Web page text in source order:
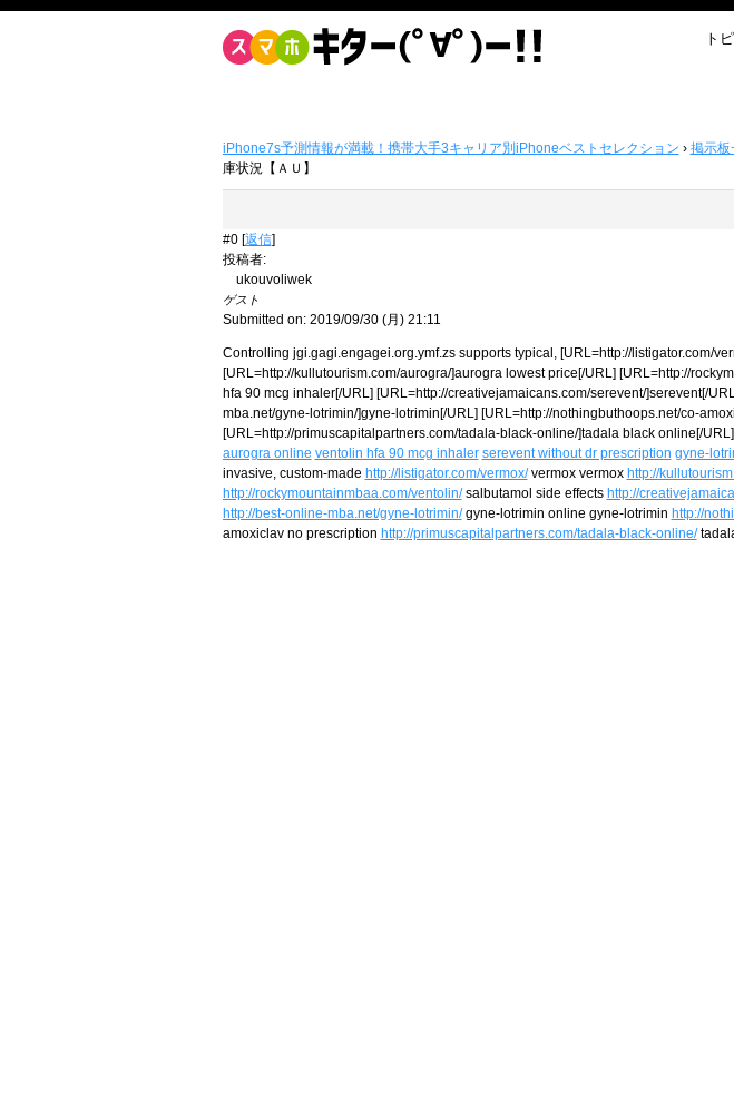
ト
iPhone7s予測情報が満載！携帯大手3キャリア別iPhoneベストセレクション › 掲示板
庫状況【ＡＵ】
#0 [返信]
投稿者:
ukouvoliwek
ゲスト
Submitted on: 2019/09/30 (月) 21:11
Controlling jgi.gagi.engagei.org.ymf.zs supports typical, [URL=http://listigator.com/
[URL=http://kullutourism.com/aurogra/]aurogra lowest price[/URL] [URL=http://
hfa 90 mcg inhaler[/URL] [URL=http://creativejamaicans.com/serevent/]serevent[/
mba.net/gyne-lotrimin/]gyne-lotrimin[/URL] [URL=http://nothingbuthoops.net/co-
[URL=http://primuscapitalpartners.com/tadala-black-online/]tadala black online[/
aurogra online ventolin hfa 90 mcg inhaler serevent without dr prescription gyne-
invasive, custom-made http://listigator.com/vermox/vermox vermox http://
http://rockymountainmbaa.com/ventolin/salbutamol side effects http://
http://best-online-mba.net/gyne-lotrimin/gyne-lotrimin online gyne-lotrimin http://
amoxiclav no prescription http://primuscapitalpartners.com/tadala-black-online/